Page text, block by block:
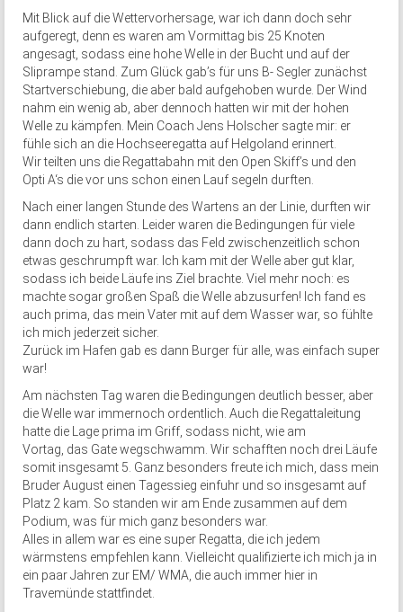
Mit Blick auf die Wettervorhersage, war ich dann doch sehr
aufgeregt, denn es waren am Vormittag bis 25 Knoten
angesagt, sodass eine hohe Welle in der Bucht und auf der
Sliprampe stand. Zum Glück gab’s für uns B- Segler zunächst
Startverschiebung, die aber bald aufgehoben wurde. Der Wind
nahm ein wenig ab, aber dennoch hatten wir mit der hohen
Welle zu kämpfen. Mein Coach Jens Holscher sagte mir: er
fühle sich an die Hochseeregatta auf Helgoland erinnert.
Wir teilten uns die Regattabahn mit den Open Skiff’s und den
Opti A‘s die vor uns schon einen Lauf segeln durften.
Nach einer langen Stunde des Wartens an der Linie, durften wir
dann endlich starten. Leider waren die Bedingungen für viele
dann doch zu hart, sodass das Feld zwischenzeitlich schon
etwas geschrumpft war. Ich kam mit der Welle aber gut klar,
sodass ich beide Läufe ins Ziel brachte. Viel mehr noch: es
machte sogar großen Spaß die Welle abzusurfen! Ich fand es
auch prima, das mein Vater mit auf dem Wasser war, so fühlte
ich mich jederzeit sicher.
Zurück im Hafen gab es dann Burger für alle, was einfach super
war!
Am nächsten Tag waren die Bedingungen deutlich besser, aber
die Welle war immernoch ordentlich. Auch die Regattaleitung
hatte die Lage prima im Griff, sodass nicht, wie am
Vortag, das Gate wegschwamm. Wir schafften noch drei Läufe
somit insgesamt 5. Ganz besonders freute ich mich, dass mein
Bruder August einen Tagessieg einfuhr und so insgesamt auf
Platz 2 kam. So standen wir am Ende zusammen auf dem
Podium, was für mich ganz besonders war.
Alles in allem war es eine super Regatta, die ich jedem
wärmstens empfehlen kann. Vielleicht qualifizierte ich mich ja in
ein paar Jahren zur EM/ WMA, die auch immer hier in
Travemünde stattfindet.